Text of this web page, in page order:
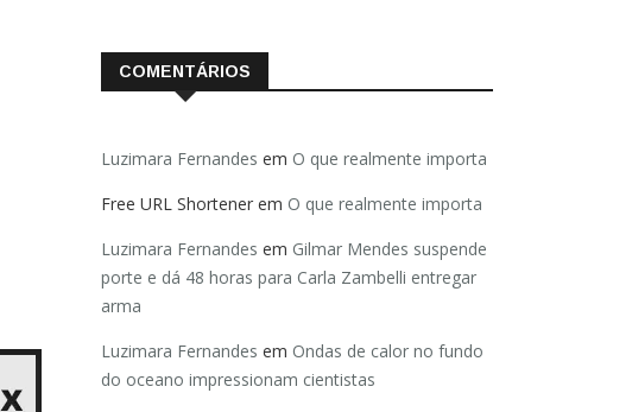
COMENTÁRIOS
Luzimara Fernandes em O que realmente importa
Free URL Shortener em O que realmente importa
Luzimara Fernandes em Gilmar Mendes suspende
porte e dá 48 horas para Carla Zambelli entregar
arma
Luzimara Fernandes em Ondas de calor no fundo
do oceano impressionam cientistas